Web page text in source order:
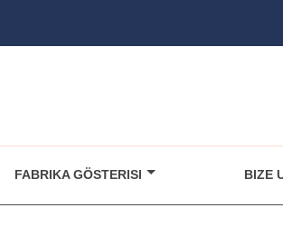
FABRIKA GÖSTERISI BIZE